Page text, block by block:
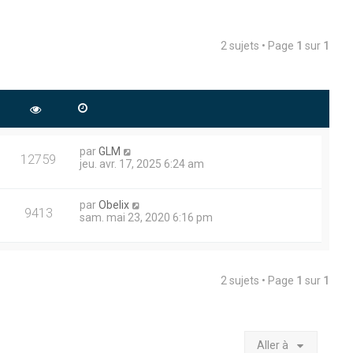
2 sujets • Page 1 sur 1
12759 parGLM
jeu. avr. 17, 2025 6:24 am
9413 parObelix
sam. mai 23, 2020 6:16 pm
2 sujets • Page 1 sur 1
Aller à